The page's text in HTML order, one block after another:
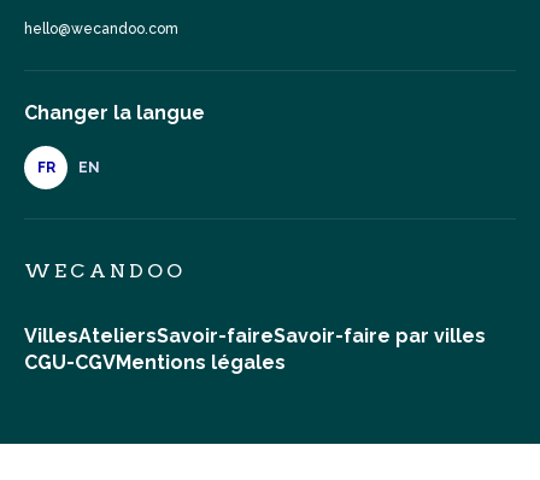
hello@wecandoo.com
Changer la langue
FR EN
WECANDOO
VillesAteliersSavoir-faireSavoir-faire par villes
CGU-CGVMentions légales